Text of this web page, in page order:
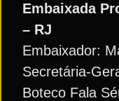
Embaixada
– RJ
Embaixador:
Secretária-
Boteco Fala